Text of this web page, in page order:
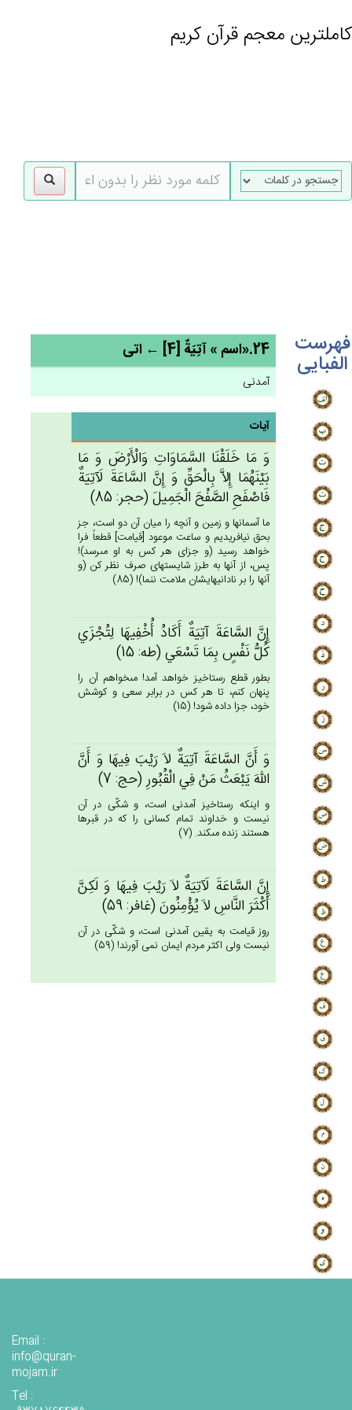
کاملترین معجم قرآن کریم
فهرست
الفبایی 24.«اسم » آتِيَة‌ٌ [4] ← اتی
آمدنی
آیات
وَ مَا خَلَقْنَا السَّمَاوَات‌ِ وَالْأَرْض‌َ وَ مَا
بَيْنَهُمَا إِلاَّ بِالْحَق‌ِّ وَ إِن‌َّ السَّاعَة‌َ لَآتِيَة‌ٌ
فَاصْفَح‌ِ الصَّفْح‌َ الْجَمِيل‌َ (حجر: 85)
ما آسمانها و زمين و آنچه را ميان آن دو است، جز
بحق نيافريديم و ساعت موعود [قيامت‏] قطعاً فرا
خواهد رسيد (و جزاى هر كس به او مى‏رسد)!
پس، از آنها به طرز شايسته‏اى صرف نظر كن (و
آنها را بر نادانيهايشان ملامت ننما)! (85)
إِن‌َّ السَّاعَة‌َ آتِيَة‌ٌ أَكَادُ أُخْفِيهَا لِتُجْزَي‌
كُل‌ُّ نَفْس‌ٍ بِمَا تَسْعَي‌ (طه: 15)
بطور قطع رستاخيز خواهد آمد! مى‏خواهم آن را
پنهان كنم، تا هر كس در برابر سعى و كوشش
خود، جزا داده شود! (15)
وَ أَن‌َّ السَّاعَة‌َ آتِيَة‌ٌ لاَ رَيْب‌َ فِيهَا وَ أَن‌َّ
الله‌َ يَبْعَث‌ُ مَنْ‌ فِي‌ الْقُبُورِ (حج: 7)
و اينكه رستاخيز آمدنى است، و شكّى در آن
نيست و خداوند تمام كسانى را كه در قبرها
هستند زنده مى‏كند. (7)
إِن‌َّ السَّاعَة‌َ لَآتِيَة‌ٌ لاَ رَيْب‌َ فِيهَا وَ لَكِنَّ‌
أَكْثَرَ النَّاس‌ِ لاَ يُؤْمِنُون‌َ (غافر: 59)
روز قيامت به يقين آمدنى است، و شكّى در آن
نيست ولى اكثر مردم ايمان نمى آورند! (59)
Email :
info@quran-
mojam.ir
Tel :